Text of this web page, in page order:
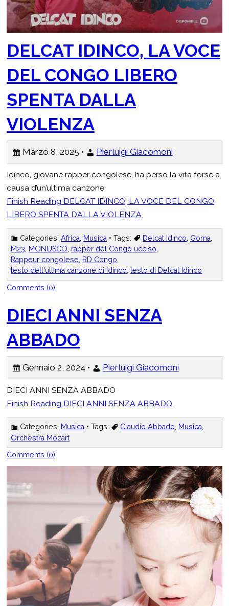
c
a
DELCAT IDINCO, LA VOCE
DEL CONGO LIBERO
SPENTA DALLA
VIOLENZA
Marzo 8, 2025 • Pierluigi Giacomoni
Idinco, giovane rapper congolese, ha perso la vita forse a
causa d’un’ultima canzone.
Finish Reading DELCAT IDINCO, LA VOCE DEL CONGO
LIBERO SPENTA DALLA VIOLENZA
Categories:Africa Musica • Tags: Delcat Idinco Goma
M23, MONUSCO, rapper del Congo ucciso,
Rappeur congolese, RD Congo,
testo dell'ultima canzone di Idinco,testo di Delcat Idinco
Comments (0)
DIECI ANNI SENZA
ABBADO
Gennaio 2, 2024 • Pierluigi Giacomoni
DIECI ANNI SENZA ABBADO
Finish Reading DIECI ANNI SENZA ABBADO
Categories: Musica • Tags: Claudio Abbado, Musica,
Orchestra Mozart
Comments (0)